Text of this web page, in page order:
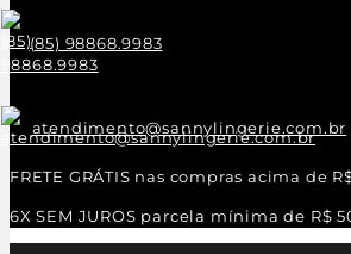
(85) 98868.9983
atendimento@sannylingerie.com.br
FRETE GRÁTIS nas compras acima de
6X SEM JUROS parcela mínima de R$